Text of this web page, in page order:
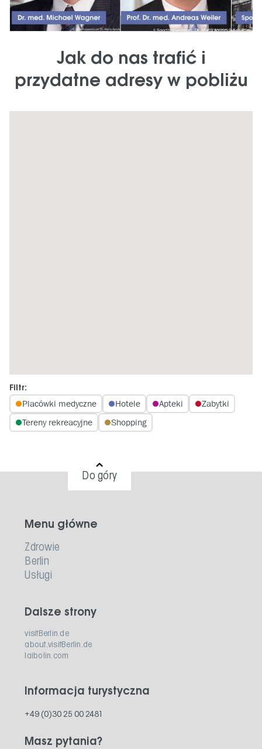
Sporthopaedicum, Dr. Maria Apreleva-Scheffler
Jak do nas trafić i
przydatne adresy w pobliżu
Filtr:
Placówki medyczne Hotele Apteki
Zabytki
Tereny rekreacyjne
Shopping
Do góry
Menu główne
Zdrowie
Berlin
Usługi
Dalsze strony
visitBerlin.de
about.visitBerlin.de
laibolin.com
Informacja turystyczna
+49 (0)30 25 00 2481
Masz pytania?